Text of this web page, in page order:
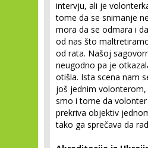
intervju, ali je
tome da se snimanje
mora da se odmara i
od nas što
od rata. Našoj
neugodno pa je
otišla. Ista scena nam
još jednim volonterom,
smo i tome da
prekriva objektiv
tako ga sprečava da